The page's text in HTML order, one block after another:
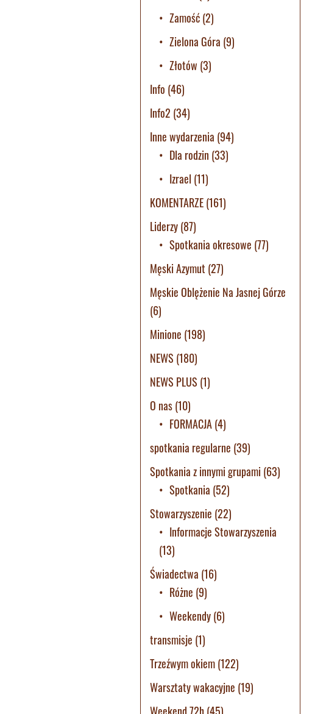
Zamość(2)
Zielona Góra (9)
Złotów (3)
Info (46)
Info2 (34)
Inne wydarzenia (94)
Dla rodzin (33)
Izrael (11)
KOMENTARZE(161)
Liderzy(87)
Spotkania okresowe (77)
Męski Azymut (27)
Męskie Oblężenie Na Jasnej Górze
(6)
Minione (198)
NEWS (180)
NEWS PLUS (1)
O nas(10)
FORMACJA(4)
spotkania regularne (39)
Spotkania z innymi grupami (63)
Spotkania (52)
Stowarzyszenie (22)
Informacje Stowarzyszenia
(13)
Świadectwa (16)
Różne (9)
Weekendy(6)
transmisje (1)
Trzeźwym okiem(122)
Warsztaty wakacyjne (19)
Weekend 72h(45)